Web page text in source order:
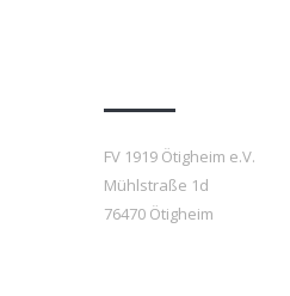
FV 1919 Ötigheim e.V.
Mühlstraße 1d
76470 Ötigheim